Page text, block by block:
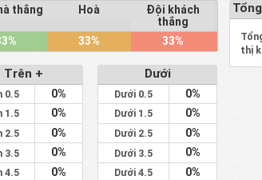
thắng Hoà
Đội khách
thắng
33% 33%
Trên +
0.5 0%
1.5 0%
2.5 0%
3.5 0%
4.5 0%
Dưới
Dưới 0.5 0%
Dưới 1.5 0%
Dưới 2.5 0%
Dưới 3.5 0%
Dưới 4.5 0%
thị